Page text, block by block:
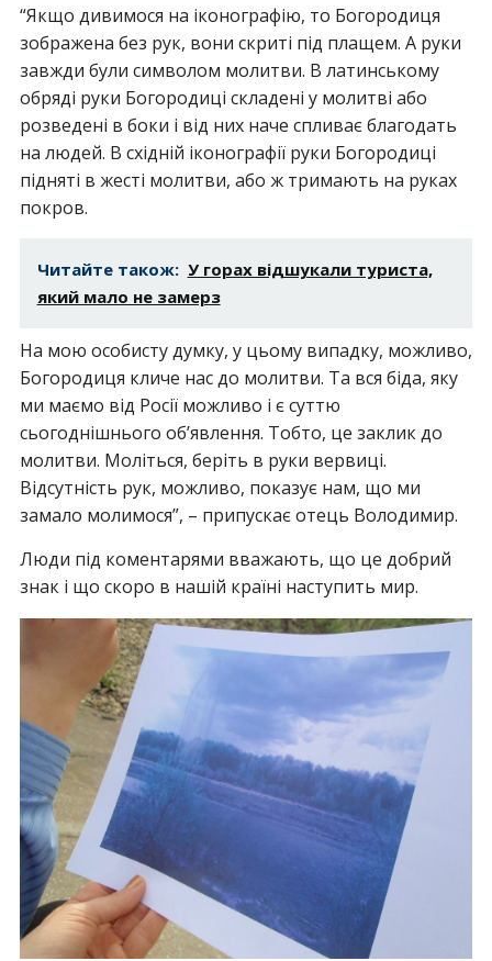
“Якщо дивимося на іконографію, то Богородиця
зображена без рук, вони скриті під плащем. А руки
завжди були символом молитви. В латинському
обряді руки Богородиці складені у молитві або
розведені в боки і від них наче спливає благодать
на людей. В східній іконографії руки Богородиці
підняті в жесті молитви, або ж тримають на руках
покров.
Читайте також: У горах відшукали туриста,
який мало не замерз
На мою особисту думку, у цьому випадку, можливо,
Богородиця кличе нас до молитви. Та вся біда, яку
ми маємо від Росії можливо і є суттю
сьогоднішнього об’явлення. Тобто, це заклик до
молитви. Моліться, беріть в руки вервиці.
Відсутність рук, можливо, показує нам, що ми
замало молимося”, – припускає отець Володимир.
Люди під коментарями вважають, що це добрий
знак і що скоро в нашій країні наступить мир.